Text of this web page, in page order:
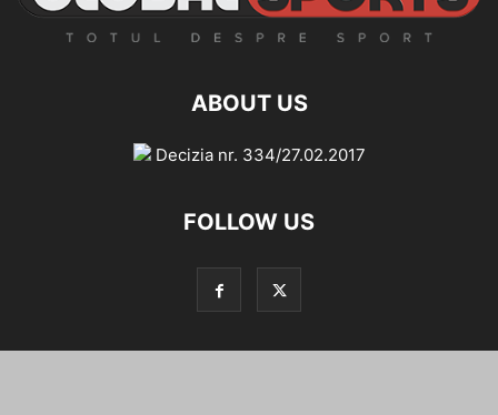
ABOUT US
Decizia nr. 334/27.02.2017
FOLLOW US